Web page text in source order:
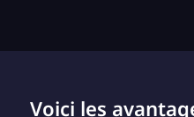
Voici les